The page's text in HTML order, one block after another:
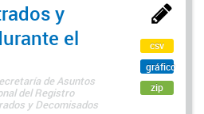
y
el
de Asuntos
del Registro
y Decomisados
csv
gráfico
zip